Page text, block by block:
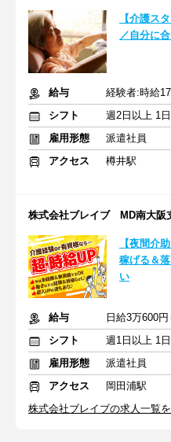
【介護ス
／自分に
給与
経験者:時給
シフト
週2日以上 1
雇用形態
派遣社員
アクセス
樽井駅
株式会社ブレイブ MD南大阪
【夜間介
稼げる＆
い
給与
日給3万600
シフト
週1日以上 1
雇用形態
派遣社員
アクセス
岡田浦駅
株式会社ブレイブの求人一覧